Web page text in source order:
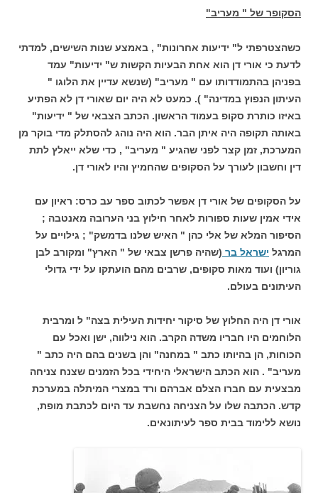
הסקופר של " מעריב"
כשהצטרפתי ל" ידיעות אחרונות" , באמצע שנות השישים, למדתי
לדעת כי אורי דן הוא אחת הבעיות הקשות ש" ידיעות" עמד
בפניהן בהתמודדותו עם " מעריב" (שנשא עדיין את הלוגו "
העיתון הנפוץ במדינה" ). כמעט לא היה יום שאורי דן לא הפתיע
באיזו כותרת סקופ בעמוד הראשון. הכתב הצבאי של " ידיעות"
באותה תקופה היה איתן הבר. הוא היה נוהג להסתלק מדי בוקר מן
המערכת, זמן קצר לפני שהגיע " מעריב" , כדי שלא ייאלץ לתת
דין וחשבון לעורך על הסקופים שהחמיץ והיו לאורי דן.
על הסקופים של אורי דן אפשר לכתוב ספר עב כרס: ראיון עם
אידי אמין שעות ספורות לאחר חילוץ בני הערובה מאנטבה ;
הסיפור המלא של אלי כהן " האיש שלנו בדמשק" ; גילויים על
המרגל ישראל בר (שהיה פרשן צבאי של " הארץ" ומקורב לבן
גוריון) ועוד מאות סקופים, שרבים מהם הועתקו על ידי גדולי
העיתונים בעולם.
אורי דן היה החלוץ של סיקור יחידות העילית בצה" ל ומרבית
הלוחמים היו חבריו משדה הקרב. הוא נילווה, ישן ואכל עם
הכוחות, הן בהיותו כתב " במחנה" והן בשנים בהם היה כתב "
מעריב" . הוא הכתב הישראלי היחידי בכל הזמנים שצנח צניחה
מבצעית עם חברו הצלם אברהם ורד במצרי המיתלה במערכת
קדש. הכתבה שלו על הצניחה נחשבת עד היום לכתבת מופת,
נושא ללימוד בבית ספר לעיתונאים.